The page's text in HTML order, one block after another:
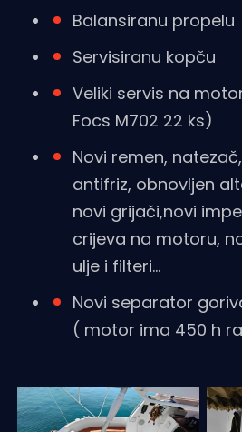
Balansiranu propelu
Servisiranu kopču
Veliki servis na
Focs M702 22 ks)
Novi remen,
antifriz, obnovljen
novi grijači,novi
crijeva na motoru,
ulje i filteri...
Novi separator
( motor ima 450 h